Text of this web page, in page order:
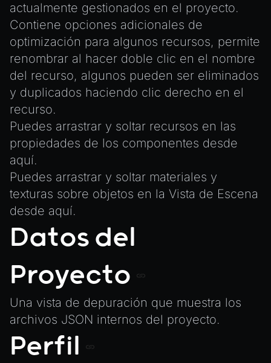
actualmente gestionados en el proyecto.
Contiene opciones adicionales de
optimización para algunos recursos, permite
renombrar al hacer doble clic en el nombre
del recurso, algunos pueden ser eliminados
y duplicados haciendo clic derecho en el
recurso.
Puedes arrastrar y soltar recursos en las
propiedades de los componentes desde
aquí.
Puedes arrastrar y soltar materiales y
texturas sobre objetos en la Vista de Escena
desde aquí.
Datos del
Proyecto
Una vista de depuración que muestra los
archivos JSON internos del proyecto.
Perfil